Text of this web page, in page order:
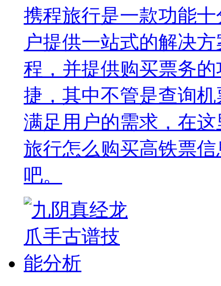
携程旅行是一款功能
户提供一站式的解决
程，并提供购买票务
捷，其中不管是查询
满足用户的需求，在
旅行怎么购买高铁票
吧。